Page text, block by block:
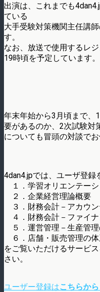
出演は、これまでも
ている
大手受験対策機関主任講
す。
なお、放送で使用するレ
19時頃を予定しています。
年末年始から3月頃まで、
要があるのか、2次試験対
についても冒頭の対談で
4dan4.jpでは、ユーザ登録
１．学習オリエンテーシ
２．企業経営理論概要
３．財務会計－アカウ
４．財務会計－ファイ
５．運営管理－生産管
６．店舗・販売管理の
をご覧いただけるサービ
さい。
ユーザー登録はこちらか